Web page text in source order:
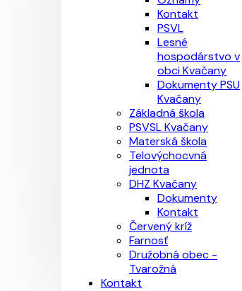
Kontakt
PSVL
Lesné
hospodárstvo v
obci Kvačany
Dokumenty PSU
Kvačany
Základná škola
PSVSL Kvačany
Materská škola
Telovýchocvná
jednota
DHZ Kvačany
Dokumenty
Kontakt
Červený kríž
Farnosť
Družobná obec -
Tvarožná
Kontakt